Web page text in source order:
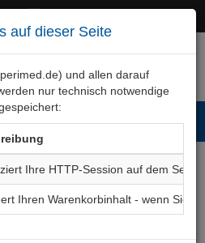
auf dieser Seite
und allen darauf
nur technisch notwendige
Ihre HTTP-Session auf dem Server
Ihren Warenkorbinhalt - wenn Sie
Operation,